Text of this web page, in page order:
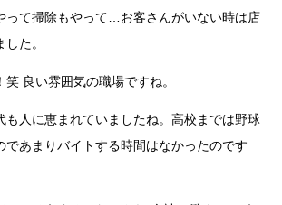
って掃除もやって…お客さんがいない時は店
た。
笑 良い雰囲気の職場ですね。
も人に恵まれていましたね。高校までは野球
であまりバイトする時間はなかったのです